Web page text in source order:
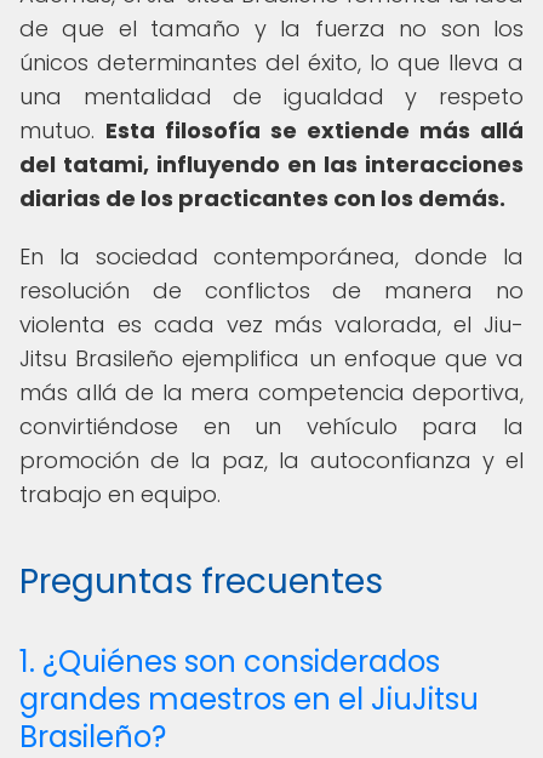
de que el tamaño y la fuerza no son los
únicos determinantes del éxito, lo que lleva a
una mentalidad de igualdad y respeto
mutuo. Esta filosofía se extiende más allá
del tatami, influyendo en las interacciones
diarias de los practicantes con los demás.
En la sociedad contemporánea, donde la
resolución de conflictos de manera no
violenta es cada vez más valorada, el Jiu-
Jitsu Brasileño ejemplifica un enfoque que va
más allá de la mera competencia deportiva,
convirtiéndose en un vehículo para la
promoción de la paz, la autoconfianza y el
trabajo en equipo.
Preguntas frecuentes
1. ¿Quiénes son considerados
grandes maestros en el JiuJitsu
Brasileño?